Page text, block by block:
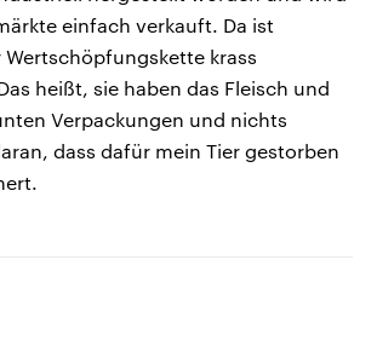
einfach verkauft. Da ist
krass
heißt, sie haben das Fleisch und
Verpackungen und nichts
dass dafür mein Tier gestorben